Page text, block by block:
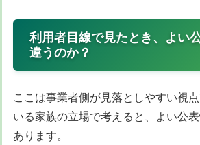
利用者目線で見たとき、よい
違うのか？
ここは事業者側が見落としやすい視
いる家族の立場で考えると、よい公
あります。